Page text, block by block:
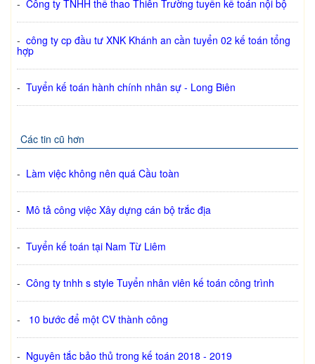
- Công ty TNHH thể thao Thiên Trường tuyển kế toán nội bộ
- công ty cp đầu tư XNK Khánh an cần tuyển 02 kế toán tổng
hợp
- Tuyển kế toán hành chính nhân sự - Long Biên
Các tin cũ hơn
- Làm việc không nên quá Cầu toàn
- Mô tả công việc Xây dựng cán bộ trắc địa
- Tuyển kế toán tại Nam Từ Liêm
- Công ty tnhh s style Tuyển nhân viên kế toán công trình
- 10 bước để một CV thành công
- Nguyên tắc bảo thủ trong kế toán 2018 - 2019